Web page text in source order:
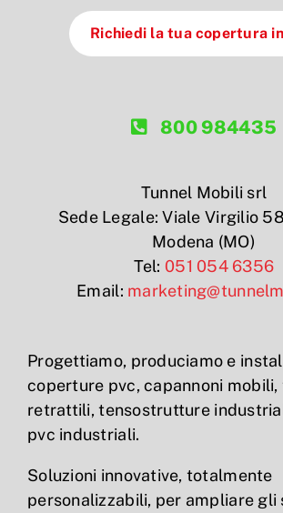
Richiedi la tua copertura
800 984435
Tunnel Mobili srl
Sede Legale: Viale Virgilio
Modena (MO)
Tel: 051 054 6356
Email:
Progettiamo, produciamo e
coperture pvc, capannoni mobili,
retrattili, tensostrutture
pvc industriali.
Soluzioni innovative, totalmente
personalizzabili, per ampliare gli